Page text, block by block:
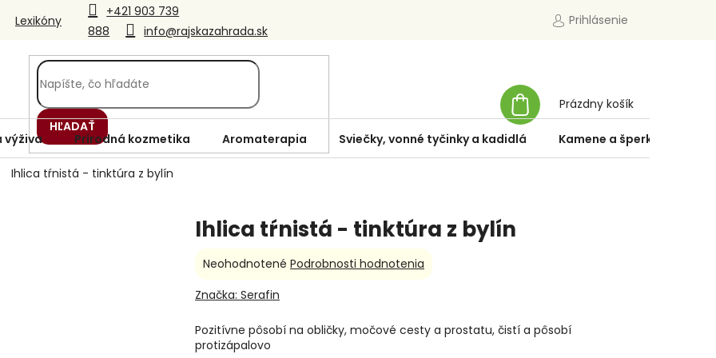
+421 903 739
888
info@rajskazahrada.sk
Lexikóny Prihlásenie
HĽADAŤ
KOŠÍK
Prázdny košík
výživa Prírodná kozmetika Aromaterapia Sviečky, vonné tyčinky a kadidlá Kamene a šperky
Ihlica tŕnistá - tinktúra z bylín
Ihlica tŕnistá - tinktúra z bylín
Pozitívne pôsobí na obličky, močové cesty a prostatu, čistí a pôsobí
protizápalovo
Priemerné
produktu
0,0
z
5
Neohodnotené Podrobnosti hodnotenia
Značka: Serafin